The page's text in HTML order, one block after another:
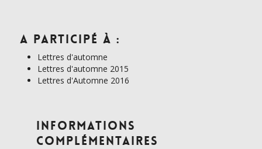
A participé à :
Lettres d'automne
Lettres d'automne 2015
Lettres d'Automne 2016
Informations
complémentaires